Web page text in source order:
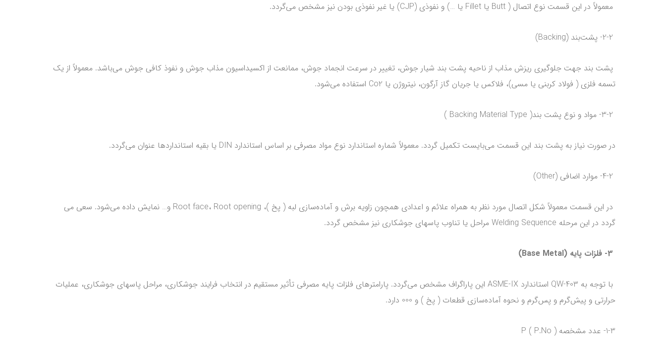
معمولاً در این قسمت نوع اتصال ( Butt یا Fillet یا …) و نفوذی (CJP) یا غیر نفوذی بودن نیز مشخص می‌گردد.
پشت بند جهت جلوگیری ریزش مذاب از ناحیه پشت بند شیار جوش، تغییر در سرعت انجماد جوش، ممانعت از اکسیداسیون مذاب جوش و نفوذ کافی جوش می‌باشد. معمولاً از یک
تسمه فلزی ( فولاد کربنی یا مسی)، فلاکس یا جریان گاز آرگون، نیتروژن یا Co2 استفاده می‌شود.
در صورت نیاز به پشت بند این قسمت می‌بایست تکمیل گردد. معمولاً شماره استاندارد نوع مواد مصرفی بر اساس استاندارد DIN یا بقیه استانداردها عنوان می‌گردد.
در این قسمت معمولاً شکل اتصال مورد نظر به همراه علائم و اعدادی همچون زاویه برش و آماده‌سازی لبه ( پخ )، Root face، Root opening و… نمایش داده می‌شود. سعی می
گردد در این مرحله Welding Sequence مراحل یا تناوب پاسهای جوشکاری نیز مشخص گردد.
با توجه به QW-403 استاندارد ASME-IX این پاراگراف مشخص می‌گردد. پارامترهای فلزات پایه مصرفی تأثیر مستقیم در انتخاب فرایند جوشکاری، مراحل پاسهای جوشکاری، عملیات
حرارتی و پیش‌گرم و پس‌گرم و نحوه آماده‌سازی قطعات ( پخ ) و 000 دارد.
1-3- عدد مشخصه P ( P.No )